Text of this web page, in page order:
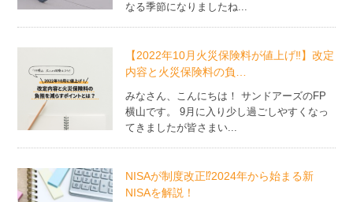
なる季節になりましたね...
【2022年10月火災保険料が値上げ‼】改定
内容と火災保険料の負…
みなさん、こんにちは！ サンドアーズのFP
横山です。 9月に入り少し過ごしやすくなっ
てきましたが皆さまい...
NISAが制度改正⁉2024年から始まる新
NISAを解説！